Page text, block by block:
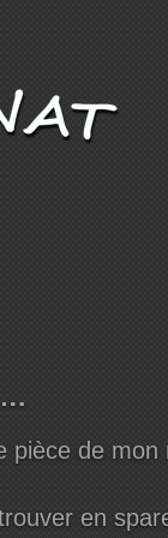
pièce de
en